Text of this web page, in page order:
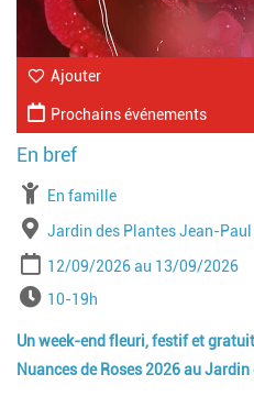
Ajouter
Prochains événements
À partir de
En famille
Lieu
Jardin des Plantes Jean-
Période
Date de début
12/09/2026 Date de fin
13/09/2026
Horaires10-19h
Un week-end fleuri, festif et
Nuances de Roses 2026 au